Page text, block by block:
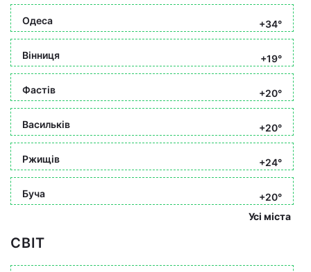
Одеса +34°
Вінниця +19°
Фастів +20°
Васильків +20°
Ржищів +24°
Буча
+20°
Усі міста
СВІТ